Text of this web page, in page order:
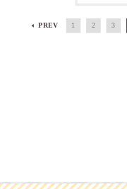
PREV 1 2 3